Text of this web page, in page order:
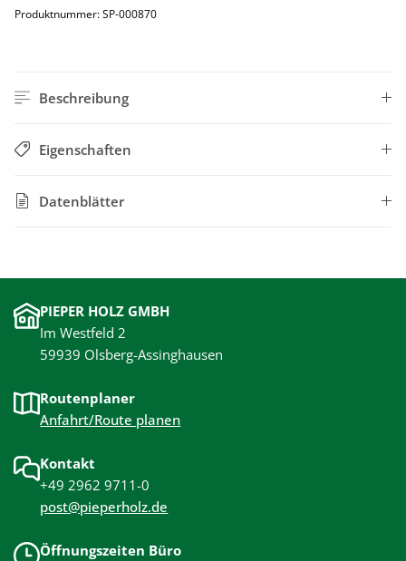
Produktnummer:SP-000870
Beschreibung
Eigenschaften
Datenblätter
PIEPER HOLZ GMBH
Im Westfeld 2
59939 Olsberg-Assinghausen
Routenplaner
Anfahrt/Route planen
Kontakt
+49 2962 9711-0
post@pieperholz.de
Öffnungszeiten Büro